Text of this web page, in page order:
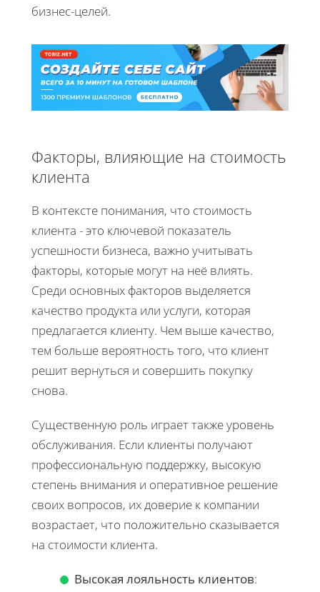
бизнес-целей.
Факторы, влияющие на стоимость
клиента
В контексте понимания, что стоимость
клиента - это ключевой показатель
успешности бизнеса, важно учитывать
факторы, которые могут на неё влиять.
Среди основных факторов выделяется
качество продукта или услуги, которая
предлагается клиенту. Чем выше качество,
тем больше вероятность того, что клиент
решит вернуться и совершить покупку
снова.
Существенную роль играет также уровень
обслуживания. Если клиенты получают
профессиональную поддержку, высокую
степень внимания и оперативное решение
своих вопросов, их доверие к компании
возрастает, что положительно сказывается
на стоимости клиента.
Высокая лояльность клиентов: